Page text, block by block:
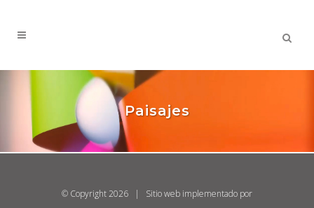
Paisajes
© Copyright2026 | Sitio web implementado por